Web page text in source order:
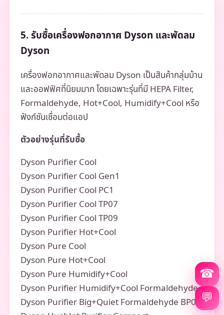
5. รับซื้อเครื่องฟอกอากาศ Dyson และพัดลม
Dyson
เครื่องฟอกอากาศและพัดลม Dyson เป็นสินค้ากลุ่มบ้าน
และออฟฟิศที่นิยมมาก โดยเฉพาะรุ่นที่มี HEPA Filter,
Formaldehyde, Hot+Cool, Humidify+Cool หรือ
ฟังก์ชันเชื่อมต่อแอป
ตัวอย่างรุ่นที่รับซื้อ
Dyson Purifier Cool
Dyson Purifier Cool Gen1
Dyson Purifier Cool PC1
Dyson Purifier Cool TP07
Dyson Purifier Cool TP09
Dyson Purifier Hot+Cool
Dyson Pure Cool
Dyson Pure Hot+Cool
Dyson Pure Humidify+Cool
Dyson Purifier Humidify+Cool Formaldehyde
Dyson Purifier Big+Quiet Formaldehyde BP03
☎
💬